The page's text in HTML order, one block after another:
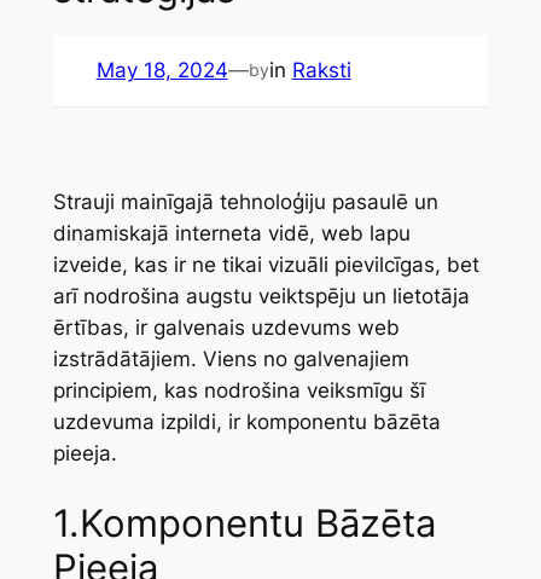
May 18, 2024—byin Raksti
Strauji mainīgajā tehnoloģiju pasaulē un
dinamiskajā interneta vidē, web lapu
izveide, kas ir ne tikai vizuāli pievilcīgas, bet
arī nodrošina augstu veiktspēju un lietotāja
ērtības, ir galvenais uzdevums web
izstrādātājiem. Viens no galvenajiem
principiem, kas nodrošina veiksmīgu šī
uzdevuma izpildi, ir komponentu bāzēta
pieeja.
1.Komponentu Bāzēta
Pieeja